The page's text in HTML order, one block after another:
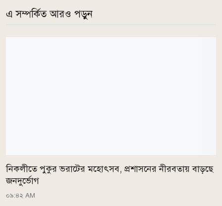
এ সম্পর্কিত আরও পড়ুন
নিকলীতে পুকুর ভরাটের মহোৎসব, প্রশাসনের নীরবতায় বাড়ছে
জনদুর্ভোগ
০৯:৪২ AM